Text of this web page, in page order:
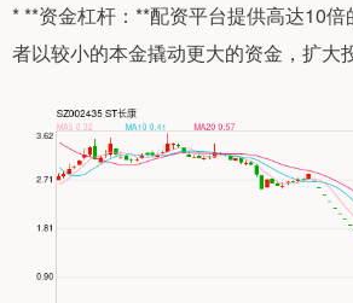
* **资金杠杆：**配资平台提供高达10
者以较小的本金撬动更大的资金，扩大